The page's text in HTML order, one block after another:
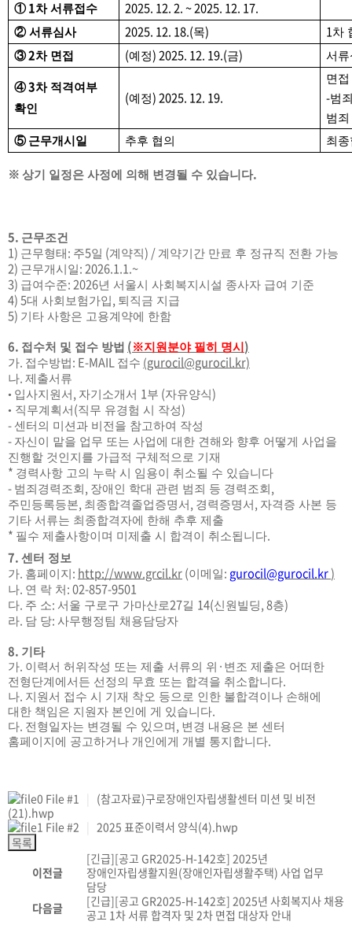
①1차 서류접수 2025. 12. 2. ~ 2025. 12. 17.
②서류심사 2025. 12. 18.(목) 1차
③2차 면접 (예정) 2025. 12. 19.(금) 서류
④3차 적격여부
확인
(예정) 2025. 12. 19.
면
-범
범
⑤ 근무개시일 추후 협의 최
※ 상기 일정은 사정에 의해 변경될 수 있습니다.
5. 근무조건
1) 근무형태 : 주5일 (계약직) / 계약기간 만료 후 정규직 전환 가능
2) 근무개시일: 2026.1.1.~
3) 급여수준: 2026년 서울시 사회복지시설 종사자 급여 기준
4) 5대 사회보험가입, 퇴직금 지급
5) 기타 사항은 고용계약에 한함
6. 접수처 및 접수 방법 (※지원분야 필히 명시 )
가. 접수방법: E-MAIL 접수 (gurocil@gurocil.kr)
나. 제출서류
• 입사지원서 , 자기소개서 1부 (자유양식)
• 직무계획서 (직무 유경험 시 작성)
- 센터의 미션과 비전을 참고하여 작성
- 자신이 맡을 업무 또는 사업에 대한 견해와 향후 어떻게 사업을
진행할 것인지를 가급적 구체적으로 기재
* 경력사항 고의 누락 시 임용이 취소될 수 있습니다
- 범죄경력조회 , 장애인 학대 관련 범죄 등 경력조회 ,
주민등록등본, 최종합격졸업증명서 , 경력증명서 , 자격증 사본 등
기타 서류는 최종합격자에 한해 추후 제출
* 필수 제출사항이며 미제출 시 합격이 취소됩니다.
7. 센터 정보
가. 홈페이지 : http://www.grcil.kr(이메일: gurocil@gurocil.kr)
나. 연 락 처 : 02-857-9501
다. 주 소: 서울 구로구 가마산로27길 14(신원빌딩, 8층)
라. 담 당: 사무행정팀 채용담당자
8. 기타
가. 이력서 허위작성 또는 제출 서류의 위 · 변조 제출은 어떠한
전형단계에서든 선정의 무효 또는 합격을 취소합니다.
나. 지원서 접수 시 기재 착오 등으로 인한 불합격이나 손해에
대한 책임은 지원자 본인에 게 있습니다.
다. 전형일자는 변경될 수 있으며 , 변경 내용은 본 센터
홈페이지에 공고하거나 개인에게 개별 통지합니다.
File #1
(참고자료)구로장애인자립생활센터 미션 및 비전
(21).hwp
File #2
2025 표준이력서 양식(4).hwp
이전글
[긴급][공고 GR2025-H-142호] 2025년
장애인자립생활지원(장애인자립생활주택) 사업 업무
담당
다음글
[긴급][공고 GR2025-H-142호] 2025년 사회복지사 채용
공고 1차 서류 합격자 및 2차 면접 대상자 안내